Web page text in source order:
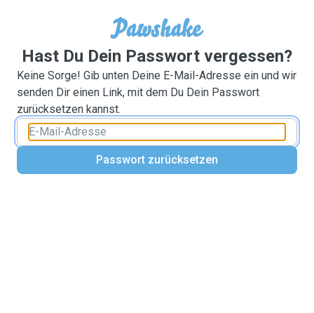
Hast Du Dein Passwort vergessen?
Keine Sorge! Gib unten Deine E-Mail-Adresse ein und wir
senden Dir einen Link, mit dem Du Dein Passwort
zurücksetzen kannst.
Passwort zurücksetzen